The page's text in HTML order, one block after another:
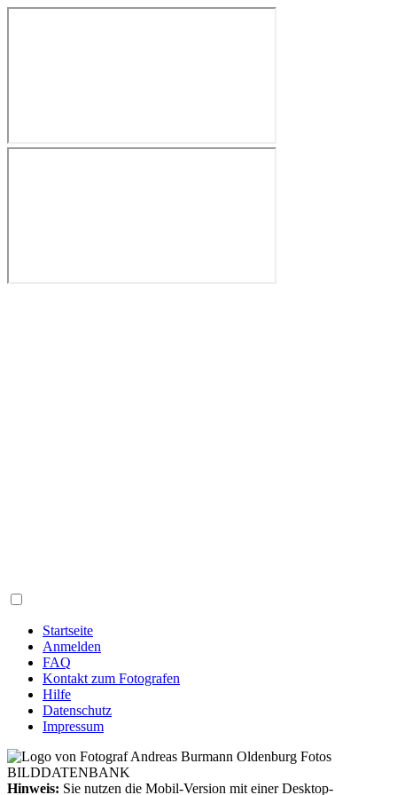
Startseite
Anmelden
FAQ
Kontakt zum Fotografen
Hilfe
Datenschutz
Impressum
Hinweis: Sie nutzen die Mobil-Version mit einer Desktop-